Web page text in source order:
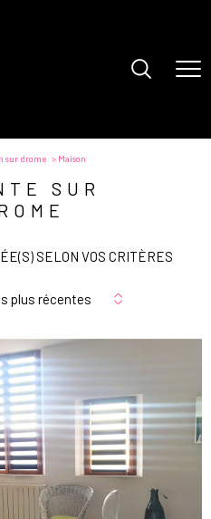
sur drome Maison
SUR
SELON VOS CRITÈRES
plus récentes
le